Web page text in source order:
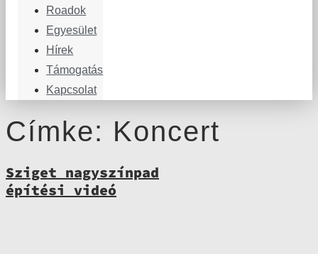
Roadok
Egyesület
Hírek
Támogatás
Kapcsolat
Címke: Koncert
Sziget nagyszínpad
építési videó